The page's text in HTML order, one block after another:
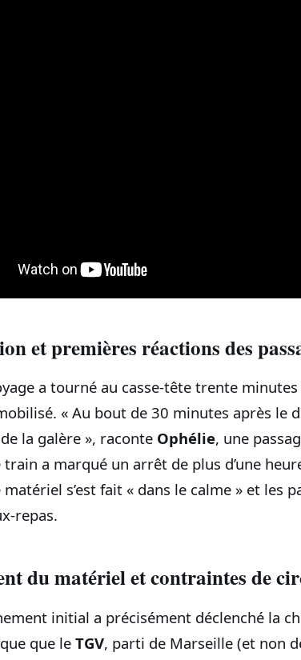
et premières réactions des
a tourné au casse‑tête trente
« Au bout de 30 minutes après le
la galère », raconte Ophélie, une
a marqué un arrêt de plus d’une
s’est fait « dans le calme » et les
du matériel et contraintes de
initial a précisément déclenché la
que le TGV, parti de Marseille (et non